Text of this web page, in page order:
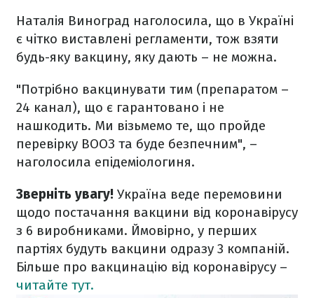
Наталія Виноград наголосила, що в Україні
є чітко виставлені регламенти, тож взяти
будь-яку вакцину, яку дають – не можна.
"Потрібно вакцинувати тим (препаратом –
24 канал), що є гарантовано і не
нашкодить. Ми візьмемо те, що пройде
перевірку ВООЗ та буде безпечним", –
наголосила епідеміологиня.
Зверніть увагу! Україна веде перемовини
щодо постачання вакцини від коронавірусу
з 6 виробниками. Ймовірно, у перших
партіях будуть вакцини одразу 3 компаній.
Більше про вакцинацію від коронавірусу –
читайте тут.